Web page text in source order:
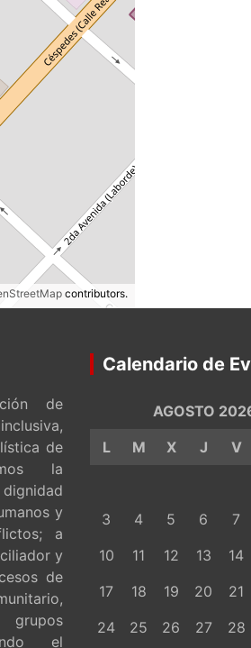
contributors.
de
de
la
y
a
y
de
el
Calendario de
AGOSTO
L
M X J V
3
4 5 6 7
10
11 12 13 14
17
18 19 20 21
24
25 26 27 28